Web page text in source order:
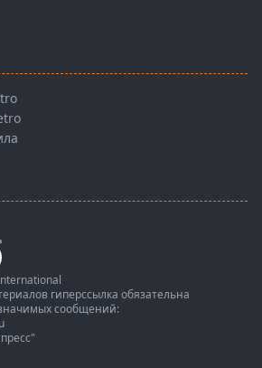
гиперссылка обязательна
сообщений: